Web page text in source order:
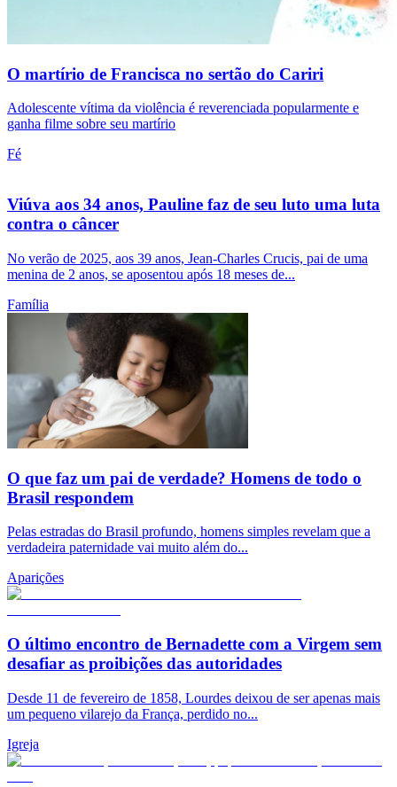
O martírio de Francisca no sertão do Cariri
Adolescente vítima da violência é reverenciada popularmente e
ganha filme sobre seu martírio
Fé
Viúva aos 34 anos, Pauline faz de seu luto uma luta
contra o câncer
No verão de 2025, aos 39 anos, Jean-Charles Crucis, pai de uma
menina de 2 anos, se aposentou após 18 meses de...
Família
O que faz um pai de verdade? Homens de todo o
Brasil respondem
Pelas estradas do Brasil profundo, homens simples revelam que a
verdadeira paternidade vai muito além do...
Aparições
O último encontro de Bernadette com a Virgem sem
desafiar as proibições das autoridades
Desde 11 de fevereiro de 1858, Lourdes deixou de ser apenas mais
um pequeno vilarejo da França, perdido no...
Igreja